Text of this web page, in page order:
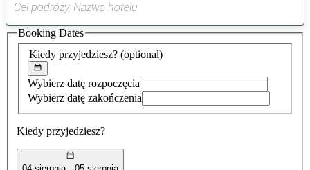
sugestia
została
znaleziona
Kiedy przyjedziesz? (optional)
Wybierz datę rozpoczęcia
Wybierz datę zakończenia
Kiedy przyjedziesz?
Booking Dates